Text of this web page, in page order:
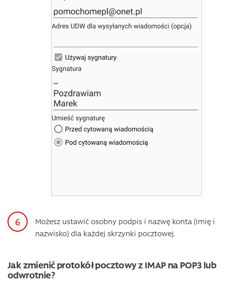
Możesz ustawić osobny podpis i nazwę konta (imię i
nazwisko) dla każdej skrzynki pocztowej.
Jak zmienić protokół pocztowy z IMAP na POP3 lub
odwrotnie?